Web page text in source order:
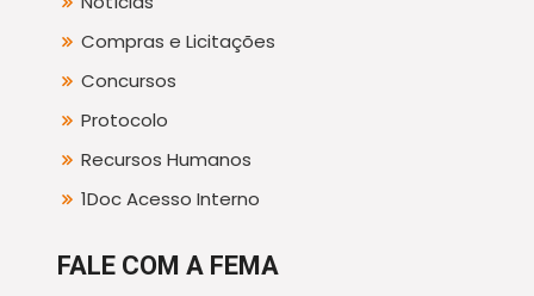
Compras e Licitações
Concursos
Protocolo
Recursos Humanos
1Doc Acesso Interno
FALE COM A FEMA